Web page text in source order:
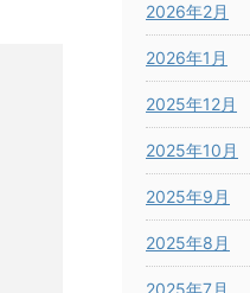
2026年2月
2026年1月
2025年12月
2025年10月
2025年9月
2025年8月
2025年7月